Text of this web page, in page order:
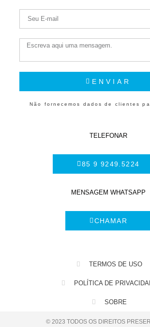
ENVIAR
Não fornecemos dados de clientes
TELEFONAR
85 9 9249.5224
MENSAGEM WHATSAPP
CHAMAR
TERMOS DE USO
POLÍTICA DE
SOBRE
© 2023 TODOS OS DIREITOS